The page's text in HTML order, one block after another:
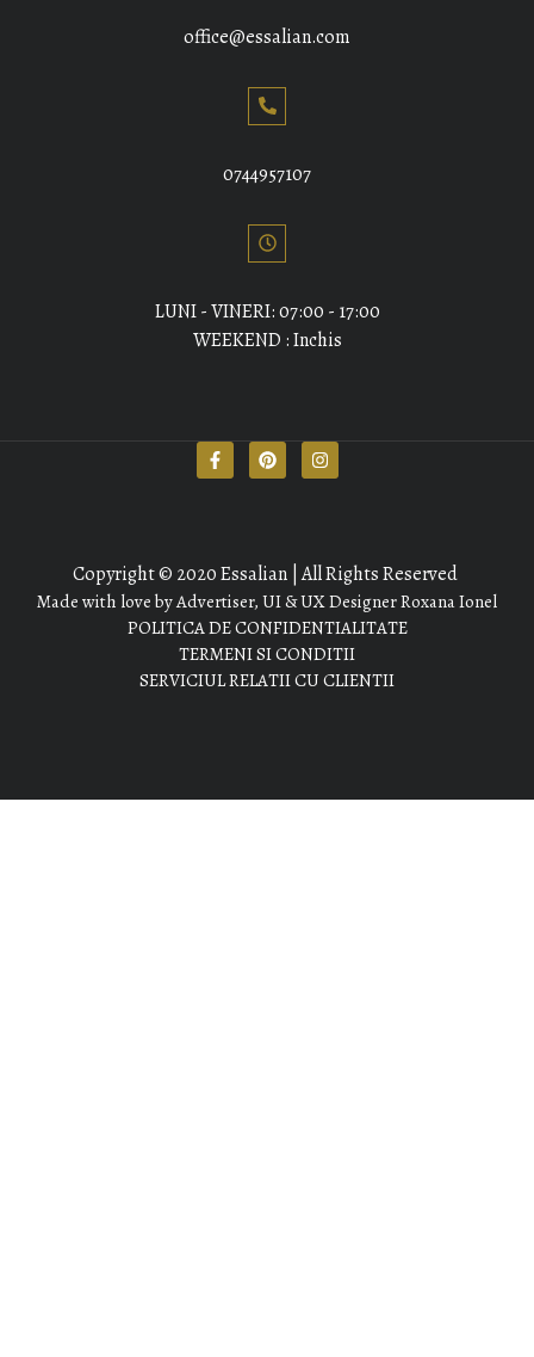
office@essalian.com
0744957107
LUNI - VINERI: 07:00 - 17:00
WEEKEND : Inchis
Copyright © 2020 Essalian | All Rights Reserved
Made with love by Advertiser, UI & UX Designer Roxana Ionel
POLITICA DE CONFIDENTIALITATE
TERMENI SI CONDITII
SERVICIUL RELATII CU CLIENTII